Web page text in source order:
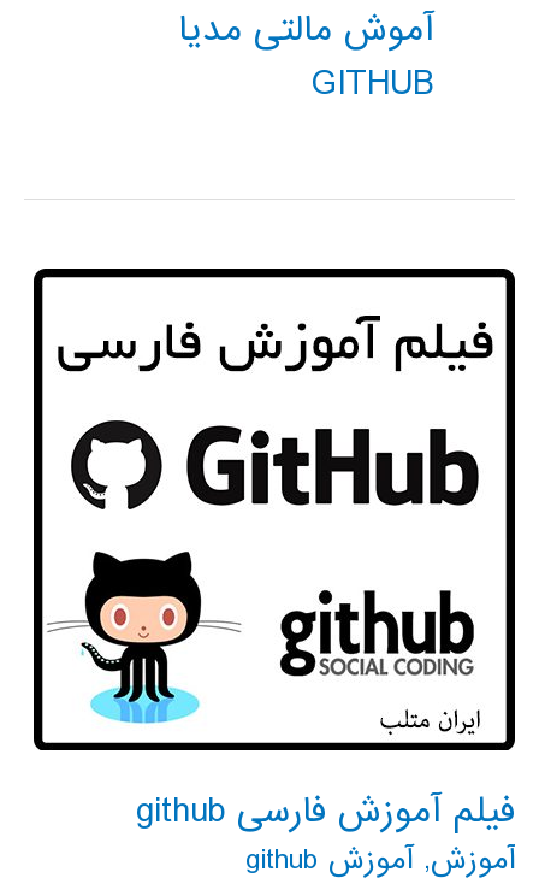
آموش مالتی مدیا
GITHUB
فیلم آموزش فارسی github
آموزش,آموزش github